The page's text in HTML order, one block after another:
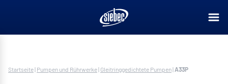
Startseite| Pumpen und Rührwerke| Gleitringgedichtete Pumpen|A33P